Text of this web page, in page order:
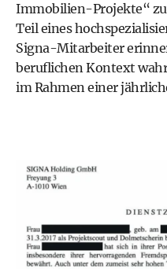
Immobilien-­Projekte“
Teil eines
Signa-Mitarbeiter
beruflichen Kontext
im Rahmen einer